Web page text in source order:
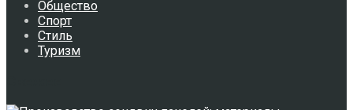
Общество
Спорт
Стиль
Туризм